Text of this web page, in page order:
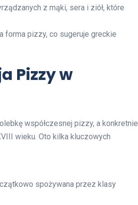
z mąki, sera i ziół, które
forma pizzy, co sugeruje greckie
Pizzy w
współczesnej pizzy, a konkretnie
wieku. Oto kilka kluczowych
spożywana przez klasy